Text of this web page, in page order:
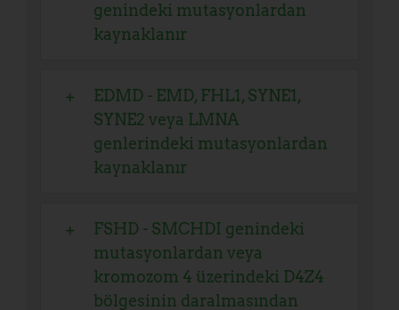
genindeki mutasyonlardan
kaynaklanır
EDMD - EMD, FHL1, SYNE1,
SYNE2 veya LMNA
genlerindeki mutasyonlardan
kaynaklanır
FSHD - SMCHDI genindeki
mutasyonlardan veya
kromozom 4 üzerindeki D4Z4
bölgesinin daralmasından